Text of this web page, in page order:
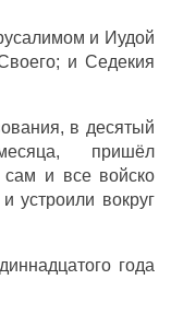
и Иудой
и Седекия
в десятый
пришёл
сам и все войско
устроили вокруг
года